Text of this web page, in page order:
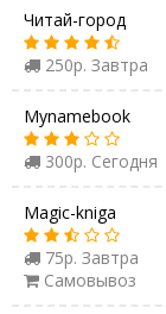
Читай-город
250р. Завтра
Mynamebook
300р. Сегодня
Magic-kniga
75р. Завтра
Самовывоз